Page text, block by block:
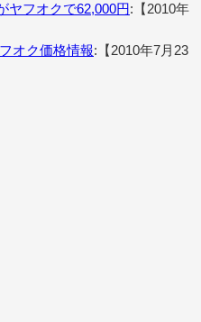
ヤフオクで62,000円:【2010年
オク価格情報:【2010年7月23